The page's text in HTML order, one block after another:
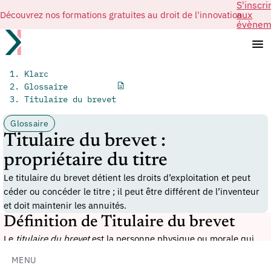
Découvrez nos formations gratuites au droit de l'innovationaux
MENU
Klarc
Glossaire
Titulaire du brevet
Glossaire
Titulaire du brevet :
propriétaire du titre
Le titulaire du brevet détient les droits d’exploitation et peut
céder ou concéder le titre ; il peut être différent de l’inventeur
et doit maintenir les annuités.
Définition de Titulaire du brevet
Le titulaire du brevetest la personne physique ou morale qui
Il peut être l’